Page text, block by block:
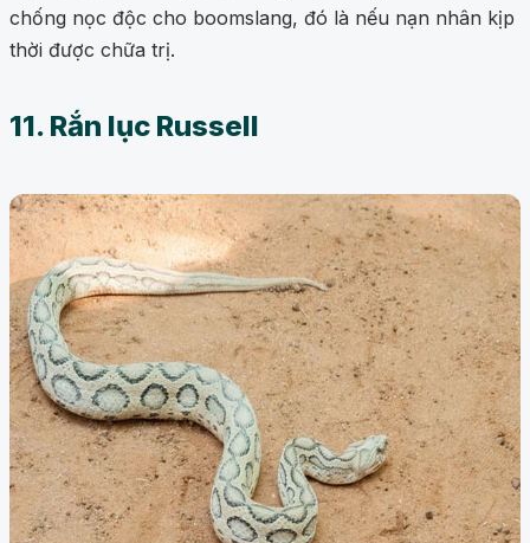
chống nọc độc cho boomslang, đó là nếu nạn nhân kịp
thời được chữa trị.
11. Rắn lục Russell